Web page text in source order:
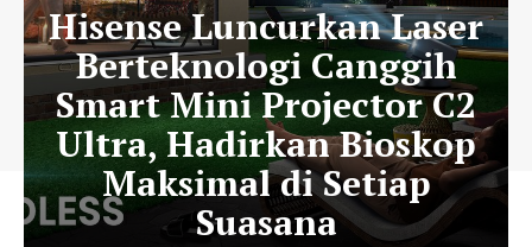
Hisense Luncurkan Laser
Berteknologi Canggih
Smart Mini Projector C2
Ultra, Hadirkan Bioskop
Maksimal di Setiap
Suasana